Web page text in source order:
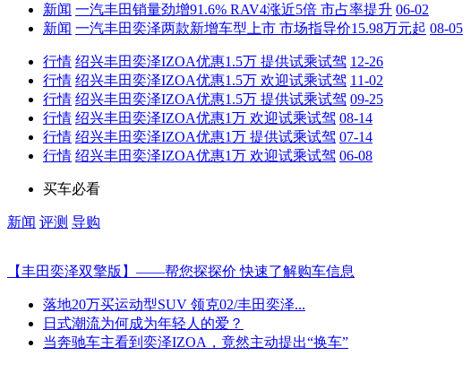
新闻 一汽丰田销量劲增91.6% RAV4涨近5倍 市占率提升 06-02
新闻 一汽丰田奕泽两款新增车型上市 市场指导价15.98万元起 08-05
行情 绍兴丰田奕泽IZOA优惠1.5万 提供试乘试驾 12-26
行情 绍兴丰田奕泽IZOA优惠1.5万 欢迎试乘试驾 11-02
行情 绍兴丰田奕泽IZOA优惠1.5万 提供试乘试驾 09-25
行情 绍兴丰田奕泽IZOA优惠1万 欢迎试乘试驾 08-14
行情 绍兴丰田奕泽IZOA优惠1万 提供试乘试驾 07-14
行情 绍兴丰田奕泽IZOA优惠1万 欢迎试乘试驾 06-08
买车必看
新闻 评测 导购
【丰田奕泽双擎版】——帮您探探价 快速了解购车信息
落地20万买运动型SUV 领克02/丰田奕泽...
日式潮流为何成为年轻人的爱？
当奔驰车主看到奕泽IZOA，竟然主动提出“换车”